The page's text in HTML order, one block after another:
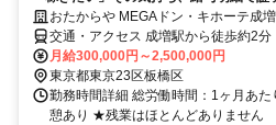
おたからや MEGAドン・キホーテ成
交通・アクセス 成増駅から徒歩約2分
月給300,000円～2,500,000円
東京都東京23区板橋区
勤務時間詳細 総労働時間：1ヶ月あ
憩あり ★残業はほとんどありません